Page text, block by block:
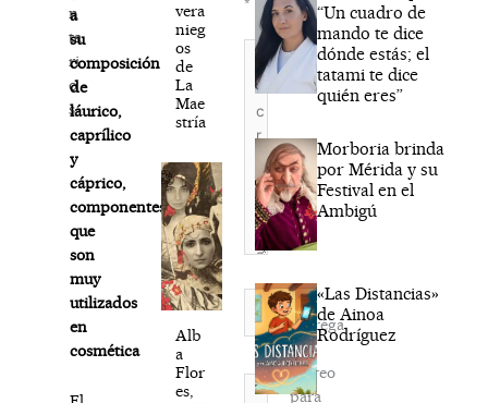
n
ta
ri
o
s
a
su
composición
de
láurico,
caprílico
y
cáprico,
componentes
que
son
muy
utilizados
en
cosmética
vera
nieg
os
de
La
Mae
stría
Alb
a
Flor
es,
*
Escribe
aquí...
Nombre*
Correo
Agréga
mi
correo
para
“Un cuadro de
mando te dice
dónde estás; el
tatami te dice
quién eres”
Morboria brinda
por Mérida y su
Festival en el
Ambigú
«Las Distancias»
de Ainoa
Rodríguez